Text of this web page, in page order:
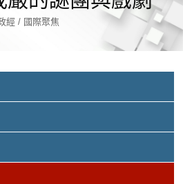
經 / 國際聚焦